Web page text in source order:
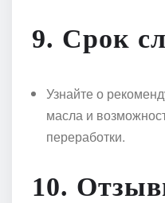
9. Срок
Узнайте о
масла и
переработки.
10.